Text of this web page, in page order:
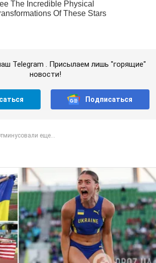
Telegram . Присылаем лишь "горящие"
новости!
Подписаться
еще...